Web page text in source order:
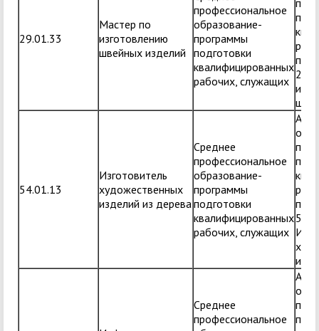
29.01.33
Мастер по
изготовлению
швейных изделий
профессиональное
образование-
программы
подготовки
квалифицированных
рабочих, служащих
по
54.01.13
Изготовитель
художественных
изделий из дерева
Среднее
профессиональное
образование-
программы
подготовки
квалифицированных
рабочих, служащих
по
Среднее
профессиональное